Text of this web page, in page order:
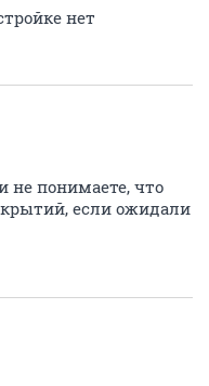
нет
не понимаете, что
если ожидали